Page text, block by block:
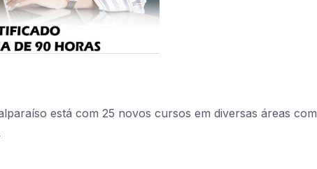
está com 25 novos cursos em diversas áreas com